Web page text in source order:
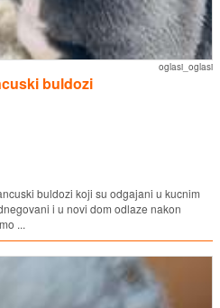
oglasi_oglasi
buldozi
buldozi koji su odgajani u kucnim
i u novi dom odlaze nakon
...